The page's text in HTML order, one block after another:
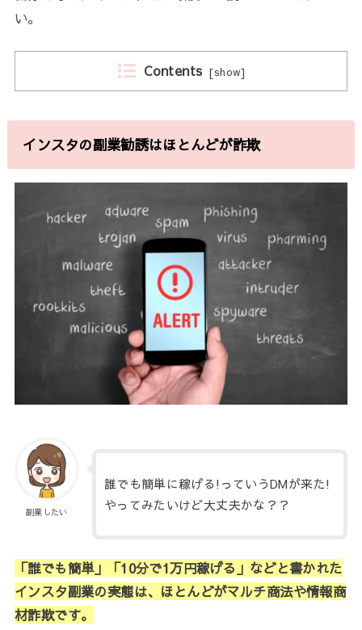
い。
Contents [show]
インスタの副業勧誘はほとんどが詐欺
副業したい
誰でも簡単に稼げる!っていうDMが来た!
やってみたいけど大丈夫かな？？
「誰でも簡単」「10分で1万円稼げる」などと書かれた
インスタ副業の実態は、ほとんどがマルチ商法や情報商
材詐欺です。